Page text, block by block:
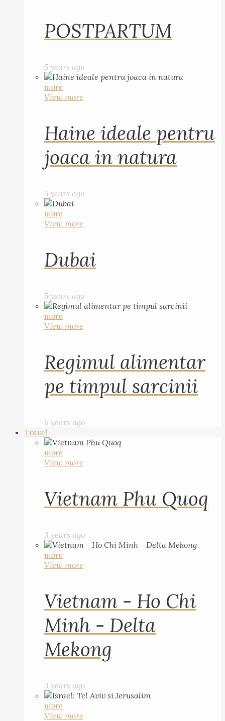
POSTPARTUM
5 years ago
more
View more
Haine ideale pentru
joaca in natura
5 years ago
more
View more
Dubai
5 years ago
more
View more
Regimul alimentar
pe timpul sarcinii
6 years ago
Travel
more
View more
Vietnam Phu Quoq
3 years ago
more
View more
Vietnam - Ho Chi
Minh - Delta
Mekong
3 years ago
more
View more